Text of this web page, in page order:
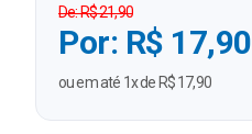
De: R$ 21,90
Por: R$ 17,90
ou em até 1x de R$ 17,90